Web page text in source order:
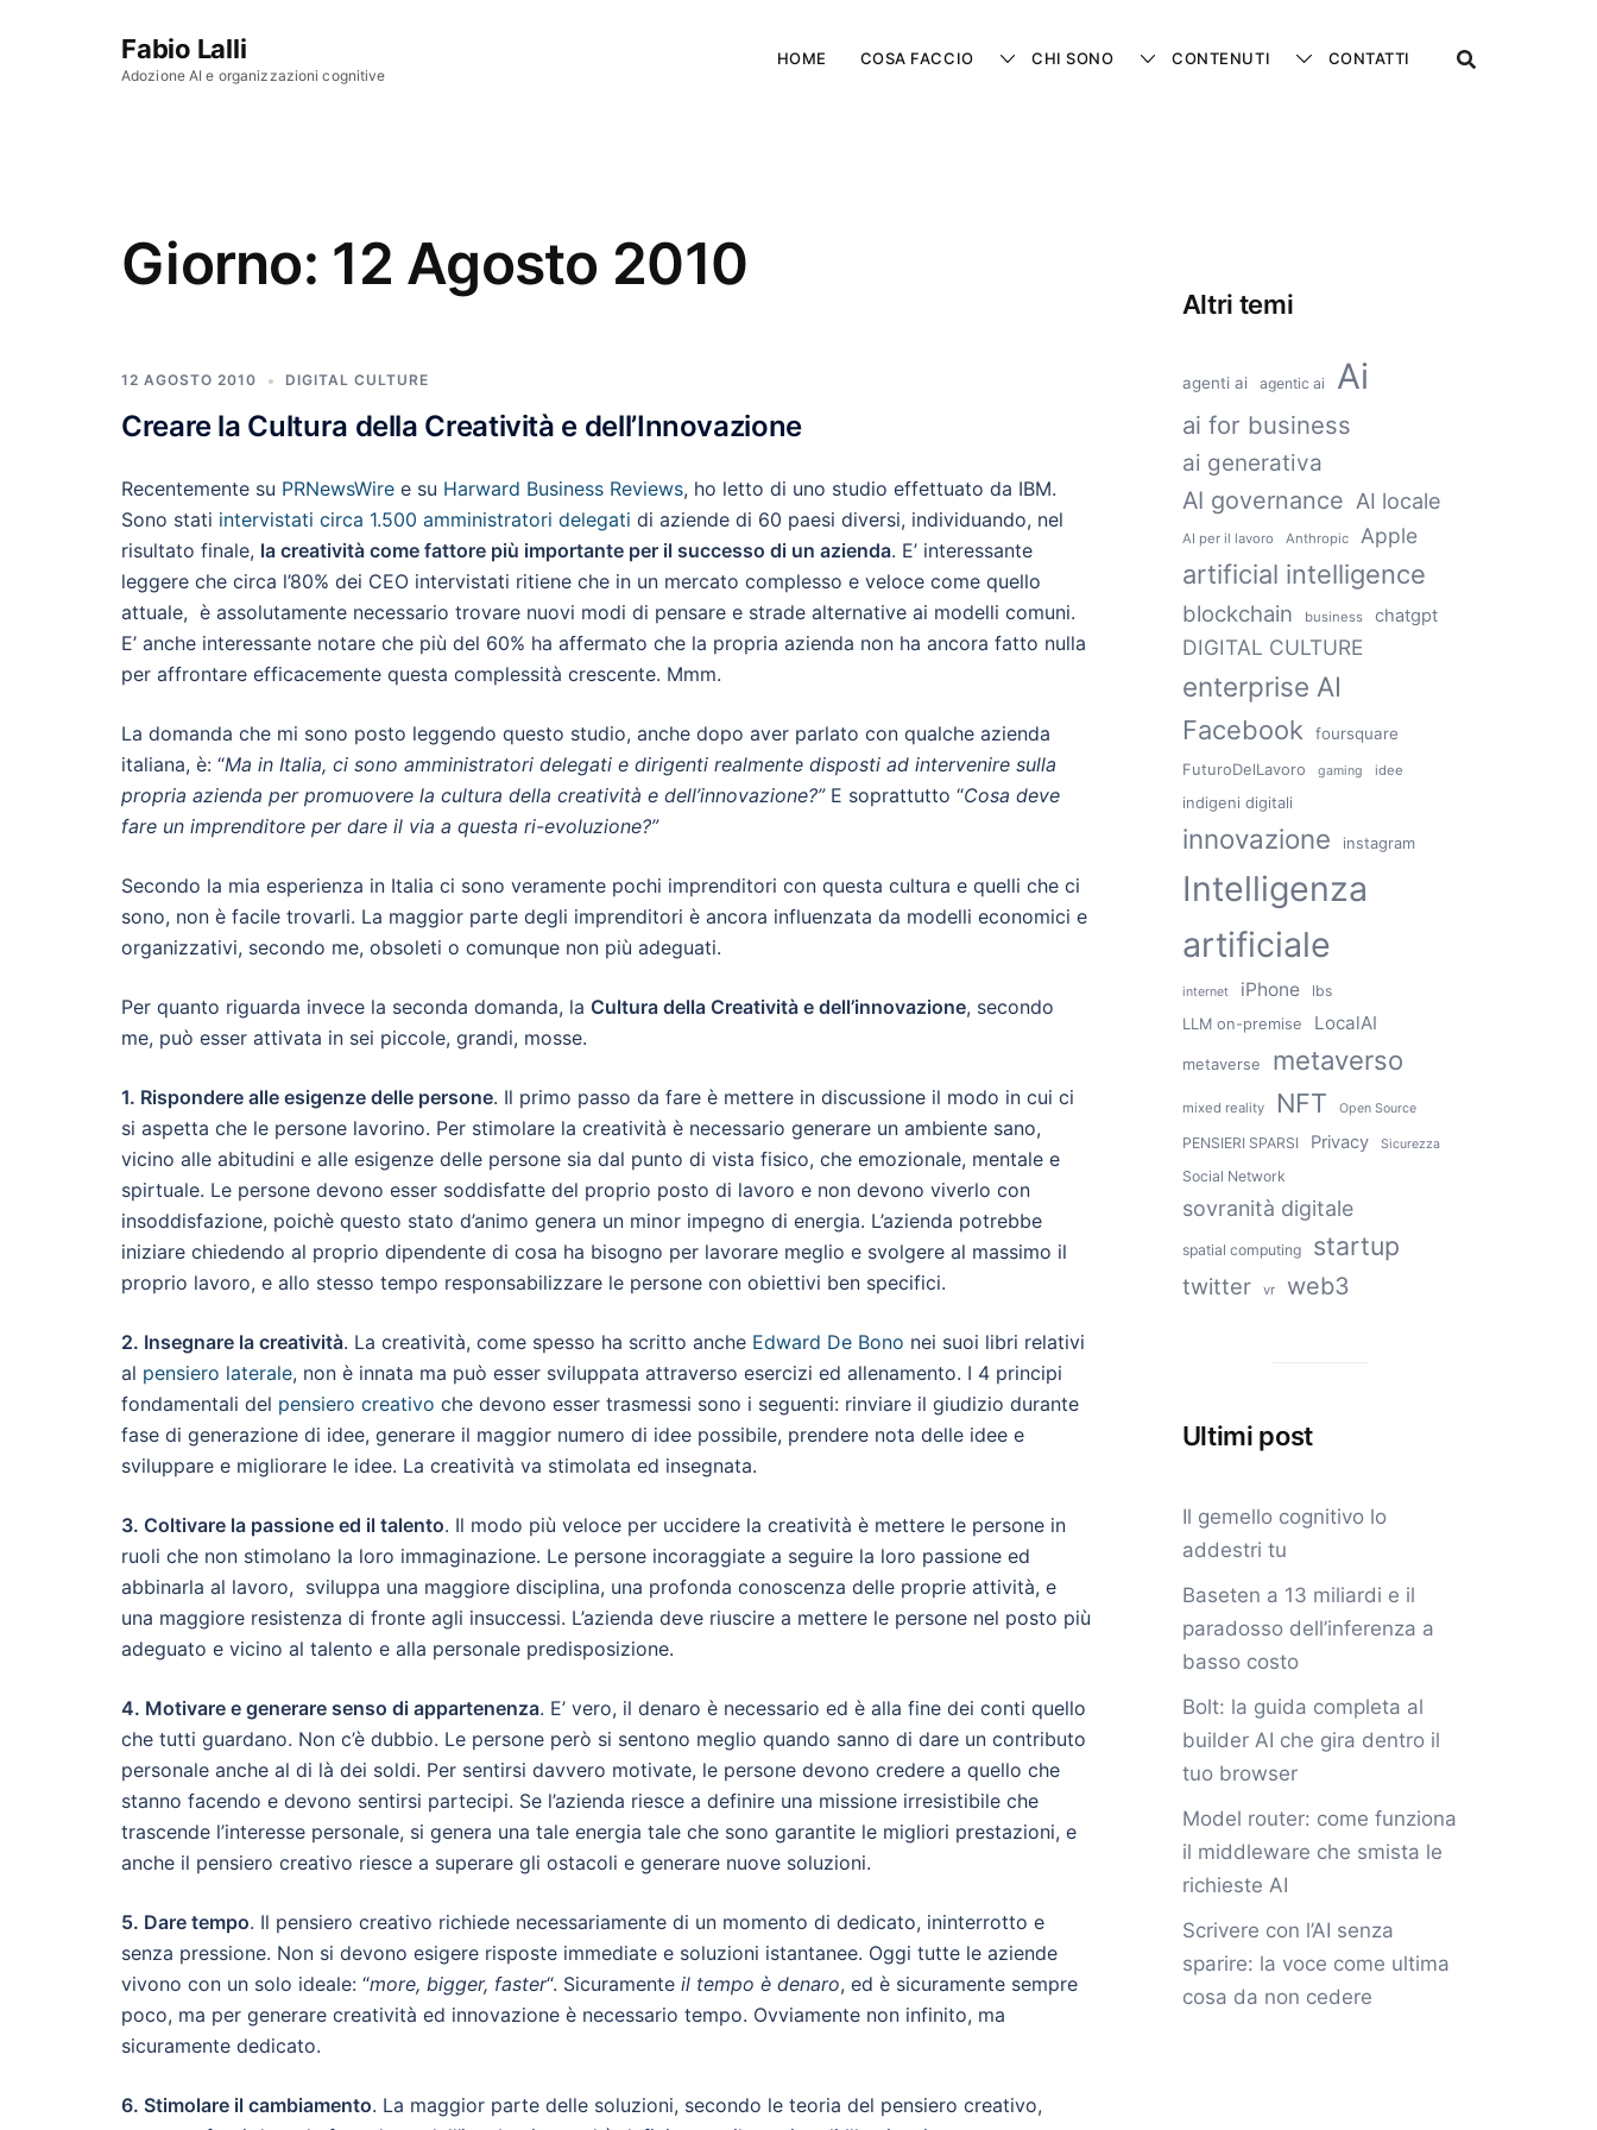
Fabio Lalli
Adozione AI e organizzazioni cognitive
HOME COSA FACCIO CHI SONO CONTENUTI CONTATTI
Giorno: 12 Agosto 2010
12 AGOSTO 2010 DIGITAL CULTURE
Creare la Cultura della Creatività e dell’Innovazione
Recentemente su PRNewsWire e su Harward Business Reviews, ho letto di uno studio effettuato da IBM.
Sono stati intervistati circa 1.500 amministratori delegati di aziende di 60 paesi diversi, individuando, nel
risultato finale, la creatività come fattore più importante per il successo di un azienda. E’ interessante
leggere che circa l’80% dei CEO intervistati ritiene che in un mercato complesso e veloce come quello
attuale, è assolutamente necessario trovare nuovi modi di pensare e strade alternative ai modelli comuni.
E’ anche interessante notare che più del 60% ha affermato che la propria azienda non ha ancora fatto nulla
per affrontare efficacemente questa complessità crescente. Mmm.
La domanda che mi sono posto leggendo questo studio, anche dopo aver parlato con qualche azienda
italiana, è: “Ma in Italia, ci sono amministratori delegati e dirigenti realmente disposti ad intervenire sulla
propria azienda per promuovere la cultura della creatività e dell’innovazione?” E soprattutto “Cosa deve
fare un imprenditore per dare il via a questa ri-evoluzione?”
Secondo la mia esperienza in Italia ci sono veramente pochi imprenditori con questa cultura e quelli che ci
sono, non è facile trovarli. La maggior parte degli imprenditori è ancora influenzata da modelli economici e
organizzativi, secondo me, obsoleti o comunque non più adeguati.
Per quanto riguarda invece la seconda domanda, la Cultura della Creatività e dell’innovazione, secondo
me, può esser attivata in sei piccole, grandi, mosse.
1. Rispondere alle esigenze delle persone. Il primo passo da fare è mettere in discussione il modo in cui ci
si aspetta che le persone lavorino. Per stimolare la creatività è necessario generare un ambiente sano,
vicino alle abitudini e alle esigenze delle persone sia dal punto di vista fisico, che emozionale, mentale e
spirtuale. Le persone devono esser soddisfatte del proprio posto di lavoro e non devono viverlo con
insoddisfazione, poichè questo stato d’animo genera un minor impegno di energia. L’azienda potrebbe
iniziare chiedendo al proprio dipendente di cosa ha bisogno per lavorare meglio e svolgere al massimo il
proprio lavoro, e allo stesso tempo responsabilizzare le persone con obiettivi ben specifici.
2. Insegnare la creatività. La creatività, come spesso ha scritto anche Edward De Bono nei suoi libri relativi
al pensiero laterale, non è innata ma può esser sviluppata attraverso esercizi ed allenamento. I 4 principi
fondamentali del pensiero creativo che devono esser trasmessi sono i seguenti: rinviare il giudizio durante
fase di generazione di idee, generare il maggior numero di idee possibile, prendere nota delle idee e
sviluppare e migliorare le idee. La creatività va stimolata ed insegnata.
3. Coltivare la passione ed il talento. Il modo più veloce per uccidere la creatività è mettere le persone in
ruoli che non stimolano la loro immaginazione. Le persone incoraggiate a seguire la loro passione ed
abbinarla al lavoro, sviluppa una maggiore disciplina, una profonda conoscenza delle proprie attività, e
una maggiore resistenza di fronte agli insuccessi. L’azienda deve riuscire a mettere le persone nel posto più
adeguato e vicino al talento e alla personale predisposizione.
4. Motivare e generare senso di appartenenza. E’ vero, il denaro è necessario ed è alla fine dei conti quello
che tutti guardano. Non c’è dubbio. Le persone però si sentono meglio quando sanno di dare un contributo
personale anche al di là dei soldi. Per sentirsi davvero motivate, le persone devono credere a quello che
stanno facendo e devono sentirsi partecipi. Se l’azienda riesce a definire una missione irresistibile che
trascende l’interesse personale, si genera una tale energia tale che sono garantite le migliori prestazioni, e
anche il pensiero creativo riesce a superare gli ostacoli e generare nuove soluzioni.
5. Dare tempo. Il pensiero creativo richiede necessariamente di un momento di dedicato, ininterrotto e
senza pressione. Non si devono esigere risposte immediate e soluzioni istantanee. Oggi tutte le aziende
vivono con un solo ideale: “more, bigger, faster“. Sicuramente il tempo è denaro, ed è sicuramente sempre
poco, ma per generare creatività ed innovazione è necessario tempo. Ovviamente non infinito, ma
sicuramente dedicato.
6. Stimolare il cambiamento. La maggior parte delle soluzioni, secondo le teoria del pensiero creativo,
Altri temi
agenti ai agentic ai Ai
ai for business
ai generativa
AI governance AI locale
AI per il lavoro Anthropic Apple
artificial intelligence
blockchain business chatgpt
DIGITAL CULTURE
enterprise AI
Facebook
foursquare
FuturoDelLavoro
gaming idee
indigeni digitali
innovazione instagram
Intelligenza
artificiale
internet iPhone lbs
LLM on-premise LocalAI
metaverse metaverso
mixed reality NFT Open Source
PENSIERI SPARSI Privacy Sicurezza
Social Network
sovranità digitale
spatial computing startup
twitter vr web3
Ultimi post
Il gemello cognitivo lo
addestri tu
Baseten a 13 miliardi e il
paradosso dell’inferenza a
basso costo
Bolt: la guida completa al
builder AI che gira dentro il
tuo browser
Model router: come funziona
il middleware che smista le
richieste AI
Scrivere con l’AI senza
sparire: la voce come ultima
cosa da non cedere